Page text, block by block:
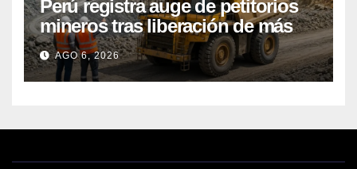
Perú registra auge de petitorios
mineros tras liberación de más
de mil concesiones para explorar
cobre y oro
AGO 6, 2026